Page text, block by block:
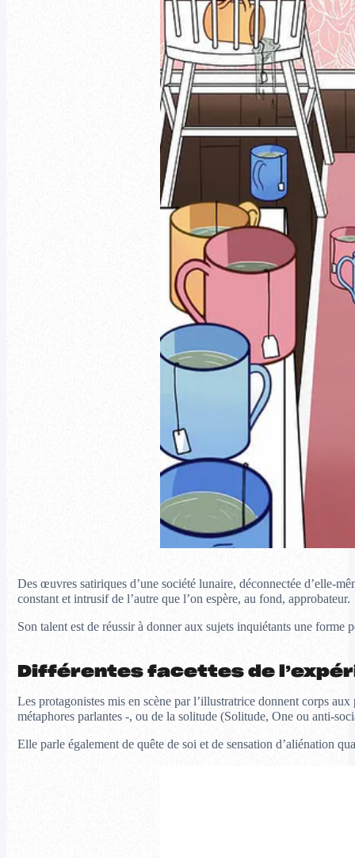
Des œuvres satiriques d’une société lunaire, déconnectée d’elle-
constant et intrusif de l’autre que l’on espère, au fond, approbateur.
Son talent est de réussir à donner aux sujets inquiétants une forme
Différentes facettes de
Les protagonistes mis en scène par l’illustratrice donnent corps
métaphores parlantes -, ou de la solitude (Solitude, One ou anti-
Elle parle également de quête de soi et de sensation d’aliénation